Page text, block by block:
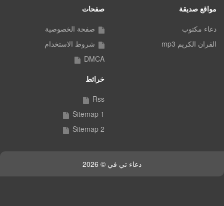
مواقع صديقة
دعاء مكتوب
القران الكريم mp3
صفحات
صفحة الخصوصية
شروط الاستخدام
DMCA
خرائط
Rss
Sitemap 1
Sitemap 2
دعاء تي في © 2026